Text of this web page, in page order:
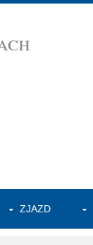
ZJAZD